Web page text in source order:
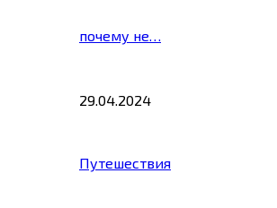
почему не…
29.04.2024
Путешествия